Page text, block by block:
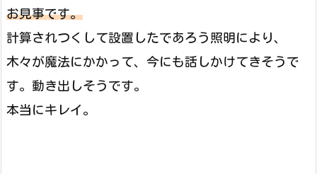
お見事です。
計算されつくして設置したであろう照明により、
木々が魔法にかかって、今にも話しかけてきそうで
す。動き出しそうです。
本当にキレイ。